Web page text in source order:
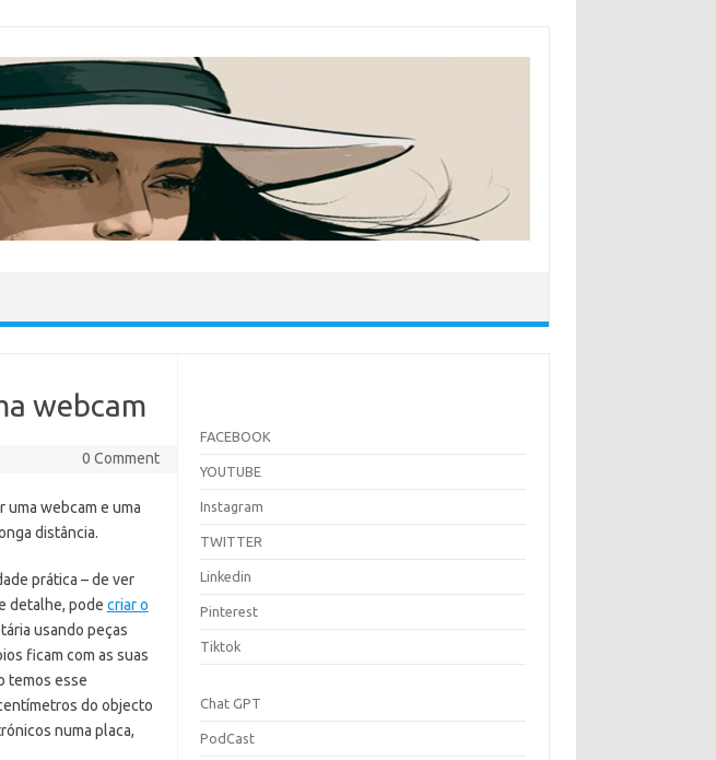
webcam
0 Comment
webcam e uma
distância.
prática – de ver
detalhe, pode criar o
usando peças
ficam com as suas
temos esse
do objecto
numa placa,
FACEBOOK
YOUTUBE
Instagram
TWITTER
Linkedin
Pinterest
Tiktok
Chat GPT
PodCast